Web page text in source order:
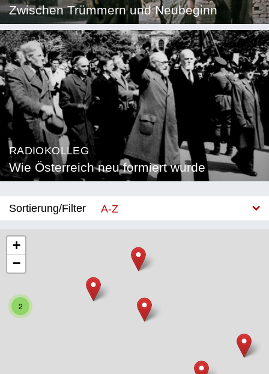
Zwischen Trümmern und Neubeginn
RADIOKOLLEG
Wie Österreich neu formiert wurde
Sortierung/Filter
A-Z
Bundesland
Kärnten
2
+
−